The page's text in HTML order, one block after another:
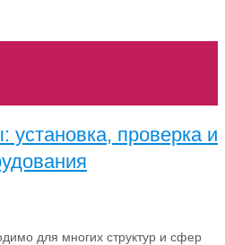
установка, проверка и
для многих структур и сфер